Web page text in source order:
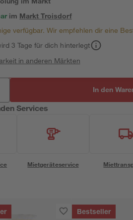
im MarktTroisdorf
verfügbar. Wir empfehlen dir eine
3 Tage für dich hinterlegt
in anderen Märkten
In den
Services
Mietgeräteservice
Bestseller